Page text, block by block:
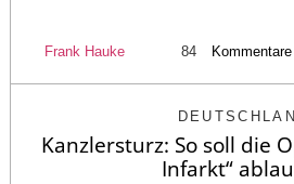
Frank Hauke 84
Kanzlersturz: So soll die
Infarkt“